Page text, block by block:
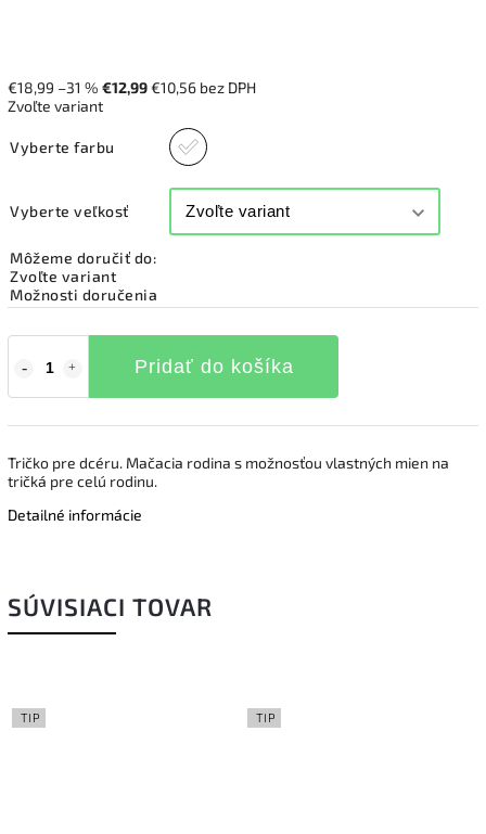
€18,99 –31 % €12,99€10,56 bez DPH
Zvoľte variant
Vyberte farbu
Vyberte veľkosť
Môžeme doručiť do:
Zvoľte variant
Možnosti doručenia
Pridať do košíka
Tričko pre dcéru. Mačacia rodina s možnosťou vlastných mien na
tričká pre celú rodinu.
Detailné informácie
SÚVISIACI TOVAR
TIP TIP